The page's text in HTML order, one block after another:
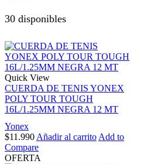
30 disponibles
Quick View
CUERDA DE TENIS YONEX
POLY TOUR TOUGH
16L/1.25MM NEGRA 12 MT
Yonex
$11.990 Añadir al carrito Add to
Compare
OFERTA